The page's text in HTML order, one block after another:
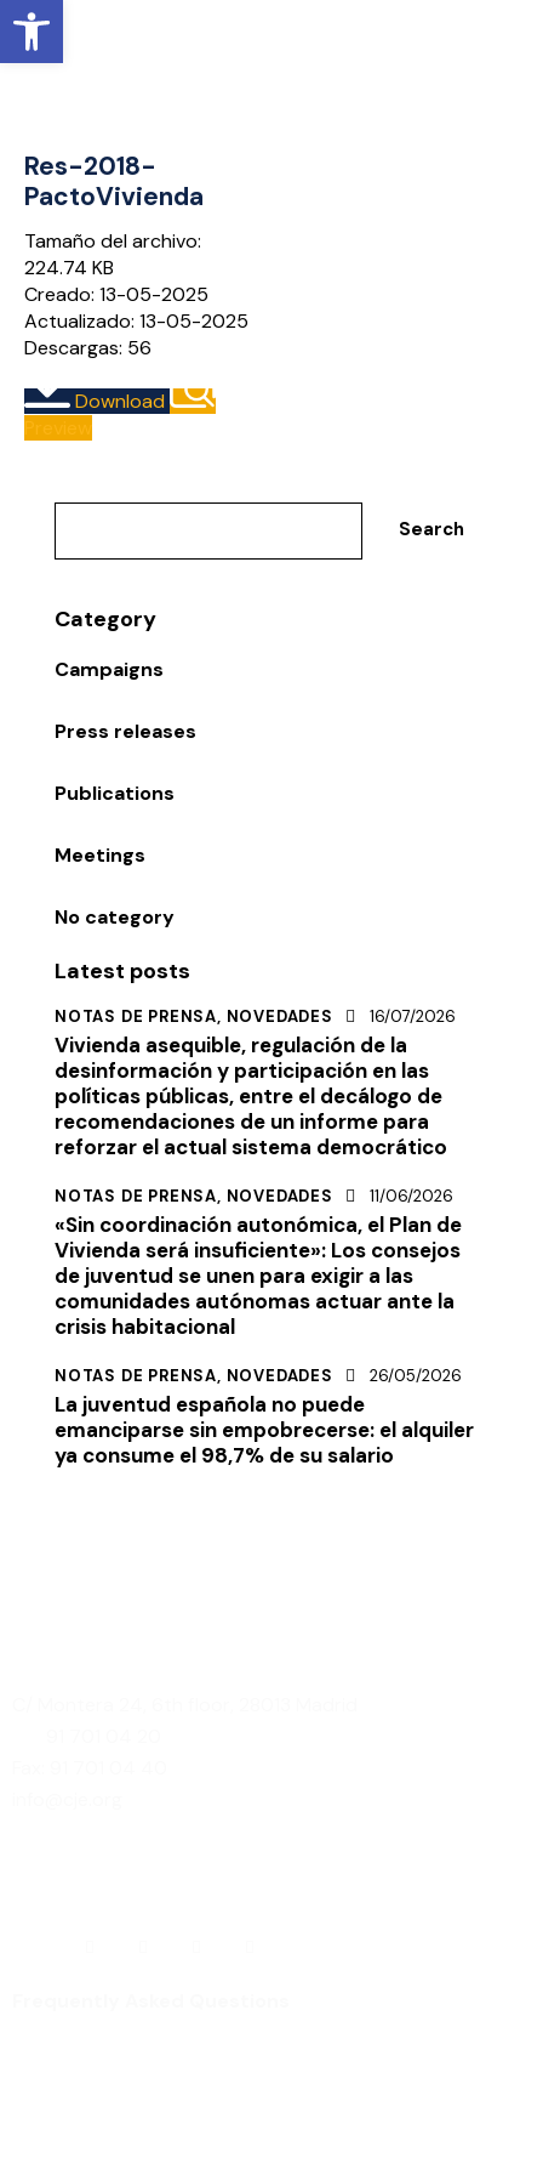
Open toolbar
Res-2018-
PactoVivienda
Tamaño del archivo:
224.74 KB
Creado: 13-05-2025
Actualizado: 13-05-2025
Descargas: 56
Download
Search
Category
Campaigns
Press releases
Publications
Meetings
No category
Latest posts
NOTAS DE PRENSA, NOVEDADES 16/07/2026
Vivienda asequible, regulación de la
desinformación y participación en las
políticas públicas, entre el decálogo de
recomendaciones de un informe para
reforzar el actual sistema democrático
NOTAS DE PRENSA, NOVEDADES 11/06/2026
«Sin coordinación autonómica, el Plan de
Vivienda será insuficiente»: Los consejos
de juventud se unen para exigir a las
comunidades autónomas actuar ante la
crisis habitacional
NOTAS DE PRENSA, NOVEDADES 26/05/2026
La juventud española no puede
emanciparse sin empobrecerse: el alquiler
ya consume el 98,7% de su salario